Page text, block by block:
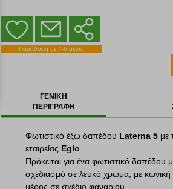
Παράδοση σε 4-6 μέρες
ΓΕΝΙΚΗ
ΠΕΡΙΓΡΑΦΗ
Φωτιστικό έξω δαπέδου Laterna 5 με
εταιρείας Eglo.
Πρόκειται για ένα φωτιστικό δαπέδου
σχεδιασμό σε λευκό χρώμα, με κωνική
μέρος σε σχέδιο φαναριού.